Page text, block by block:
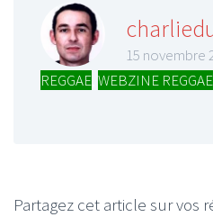
15 novembre
REGGAE WEBZINE REGGAE
Partagez cet article sur vos